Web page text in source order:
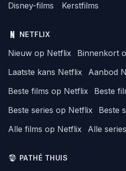
Disney-films
Kerstfilms
NETFLIX
Nieuw op Netflix
Binnenkort
Laatste kans Netflix
Aanbod
Beste films op Netflix
Beste
Beste series op Netflix
Beste
Alle films op Netflix
Alle
PATHÉ THUIS